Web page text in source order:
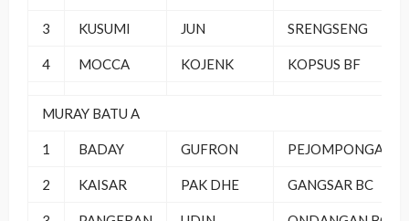
3 KUSUMI JUN SRENGSENG
4 MOCCA KOJENK KOPSUS BF
MURAY BATU A
1 BADAY GUFRON PEJOMPONGAN
2 KAISAR PAK DHE GANGSAR BC